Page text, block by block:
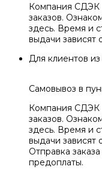
Компания СДЭК
заказов.
здесь. Время и
выдачи зависят
Для клиентов
Самовывоз в
Компания СДЭК
заказов.
здесь. Время и
выдачи зависят
Отправка
предоплаты.